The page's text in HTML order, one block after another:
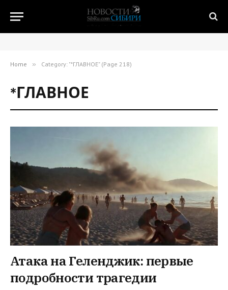
Home » Category: "*ГЛАВНОЕ" (Page 218)
*ГЛАВНОЕ
Атака на Геленджик: первые
подробности трагедии